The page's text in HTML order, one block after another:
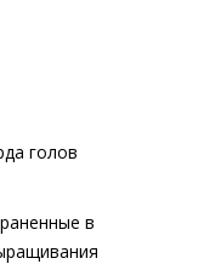
голов
в